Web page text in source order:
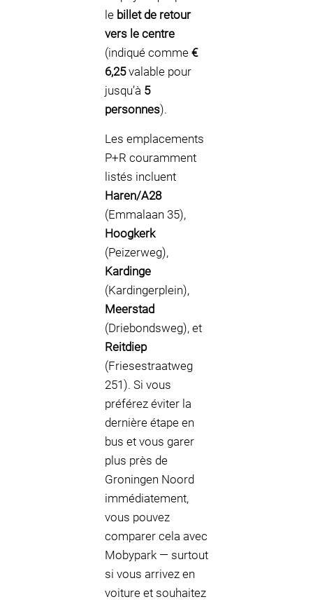
le billet de retour
vers le centre
(indiqué comme €
6,25valable pour
jusqu’à 5
personnes).
Les emplacements
P+R couramment
listés incluent
Haren/A28
(Emmalaan 35),
Hoogkerk
(Peizerweg),
Kardinge
(Kardingerplein),
Meerstad
(Driebondsweg), et
Reitdiep
(Friesestraatweg
251). Si vous
préférez éviter la
dernière étape en
bus et vous garer
plus près de
Groningen Noord
immédiatement,
vous pouvez
comparer cela avec
Mobypark — surtout
si vous arrivez en
voiture et souhaitez